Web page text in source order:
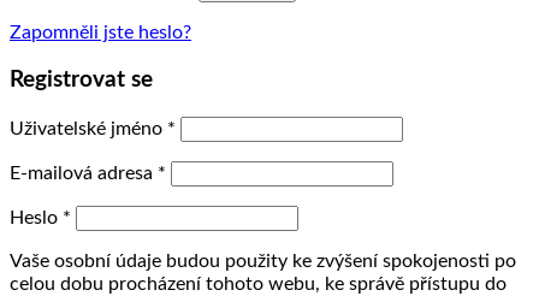
Zapomněli jste heslo?
Registrovat se
Uživatelské jméno *
E-mailová adresa *
Heslo *
Vaše osobní údaje budou použity ke zvýšení spokojenosti po
celou dobu procházení tohoto webu, ke správě přístupu do